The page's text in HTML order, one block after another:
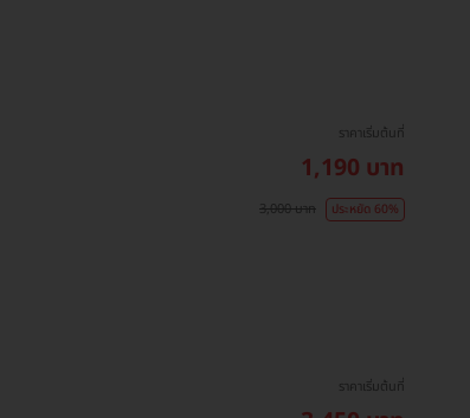
ราคาเริ่มต้นที่
1,190 บาท
3,000 บาท ประหยัด 60%
ราคาเริ่มต้นที่